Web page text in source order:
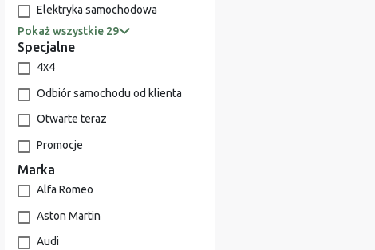
Elektryka samochodowa
Pokaż wszystkie 29
Specjalne
4x4
Odbiór samochodu od klienta
Otwarte teraz
Promocje
Marka
Alfa Romeo
Aston Martin
Audi